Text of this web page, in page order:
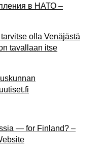
в НАТО –
olla Venäjästä
tavallaan itse
— for Finland? –